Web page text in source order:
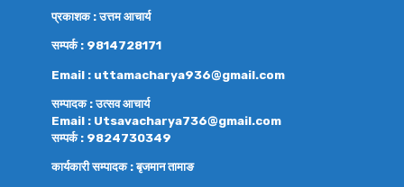
प्रकाशक : उत्तम आचार्य
सम्पर्क : 9814728171
Email : uttamacharya936@gmail.com
सम्पादक : उत्सव आचार्य
Email : Utsavacharya736@gmail.com
सम्पर्क : 9824730349
कार्यकारी सम्पादक : बृजमान तामाङ